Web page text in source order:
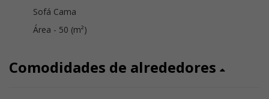
Sofá Cama
Área - 50 (m²)
Comodidades de alrededores